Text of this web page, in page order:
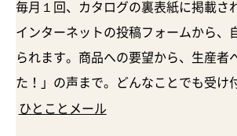
毎月１回、カタログの裏表紙に掲載さ
インターネットの投稿フォームから、
られます。商品への要望から、生産者
た！」の声まで。どんなことでも受け
ひとことメール